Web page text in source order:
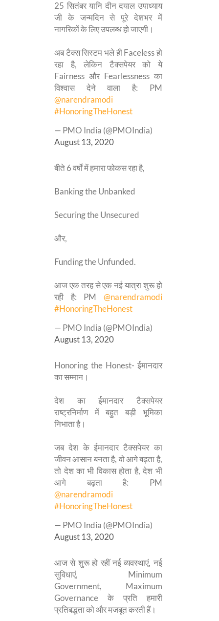
25 सितंबर यानि दीन दयाल उपाध्याय
जी के जन्मदिन से पूरे देशभर में
नागरिकों के लिए उपलब्ध हो जाएगी।
अब टैक्स सिस्टम भले ही Faceless हो
रहा है, लेकिन टैक्सपेयर को ये
Fairness और Fearlessness का
विश्वास देने वाला है: PM
@narendramodi
#HonoringTheHonest
— PMO India (@PMOIndia)
August 13, 2020
बीते 6 वर्षों में हमारा फोकस रहा है,
Banking the Unbanked
Securing the Unsecured
और,
Funding the Unfunded.
आज एक तरह से एक नई यात्रा शुरू हो
रही है: PM @narendramodi
#HonoringTheHonest
— PMO India (@PMOIndia)
August 13, 2020
Honoring the Honest- ईमानदार
का सम्मान।
देश का ईमानदार टैक्सपेयर
राष्ट्रनिर्माण में बहुत बड़ी भूमिका
निभाता है।
जब देश के ईमानदार टैक्सपेयर का
जीवन आसान बनता है, वो आगे बढ़ता है,
तो देश का भी विकास होता है, देश भी
आगे बढ़ता है: PM
@narendramodi
#HonoringTheHonest
— PMO India (@PMOIndia)
August 13, 2020
आज से शुरू हो रहीं नई व्यवस्थाएं, नई
सुविधाएं, Minimum
Government, Maximum
Governance के प्रति हमारी
प्रतिबद्धता को और मजबूत करती हैं।